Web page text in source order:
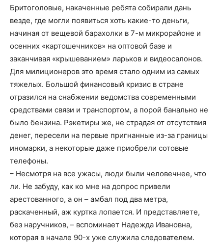
Бритоголовые, накаченные ребята собирали дань
везде, где могли появиться хоть какие-то деньги,
начиная от вещевой барахолки в 7-м микрорайоне и
осенних «картошечников» на оптовой базе и
заканчивая «крышеванием» ларьков и видеосалонов.
Для милиционеров это время стало одним из самых
тяжелых. Большой финансовый кризис в стране
отразился на снабжении ведомства современными
средствами связи и транспортом, а порой банально не
было бензина. Рэкетиры же, не страдая от отсутствия
денег, пересели на первые пригнанные из-за границы
иномарки, а некоторые даже приобрели сотовые
телефоны.
– Несмотря на все ужасы, люди были человечнее, что
ли. Не забуду, как ко мне на допрос привели
арестованного, а он – амбал под два метра,
раскаченный, аж куртка лопается. И представляете,
без наручников, – вспоминает Надежда Ивановна,
которая в начале 90-х уже служила следователем.